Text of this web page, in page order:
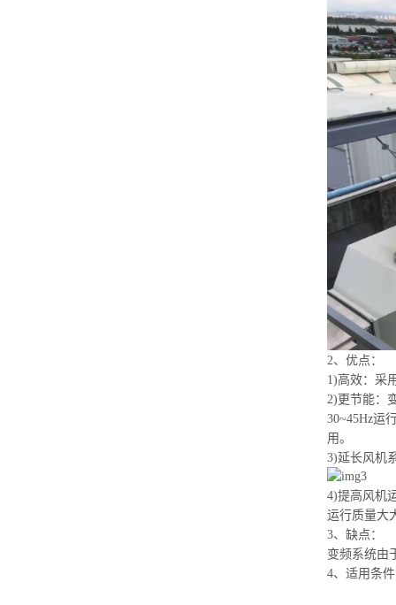
2、优点：
1)高效：采
2)更节能：
30~45Hz运
用。
3)延长风机
4)提高风机
运行质量大
3、缺点：
变频系统由
4、适用条